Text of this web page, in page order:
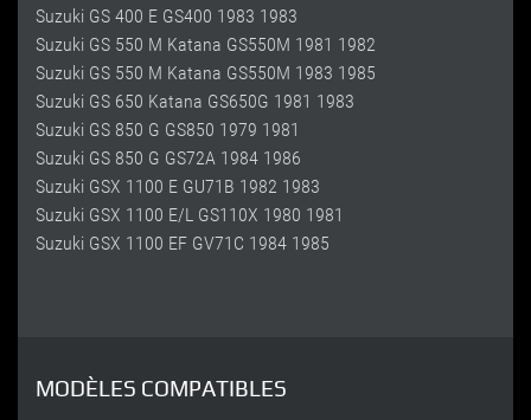
Suzuki GS 400 E GS400 1983 1983
Suzuki GS 550 M Katana GS550M 1981 1982
Suzuki GS 550 M Katana GS550M 1983 1985
Suzuki GS 650 Katana GS650G 1981 1983
Suzuki GS 850 G GS850 1979 1981
Suzuki GS 850 G GS72A 1984 1986
Suzuki GSX 1100 E GU71B 1982 1983
Suzuki GSX 1100 E/L GS110X 1980 1981
Suzuki GSX 1100 EF GV71C 1984 1985
MODÈLES COMPATIBLES